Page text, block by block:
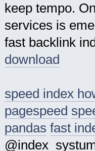
keep tempo.
services is
fast backlink
download
speed index
pagespeed
pandas fast